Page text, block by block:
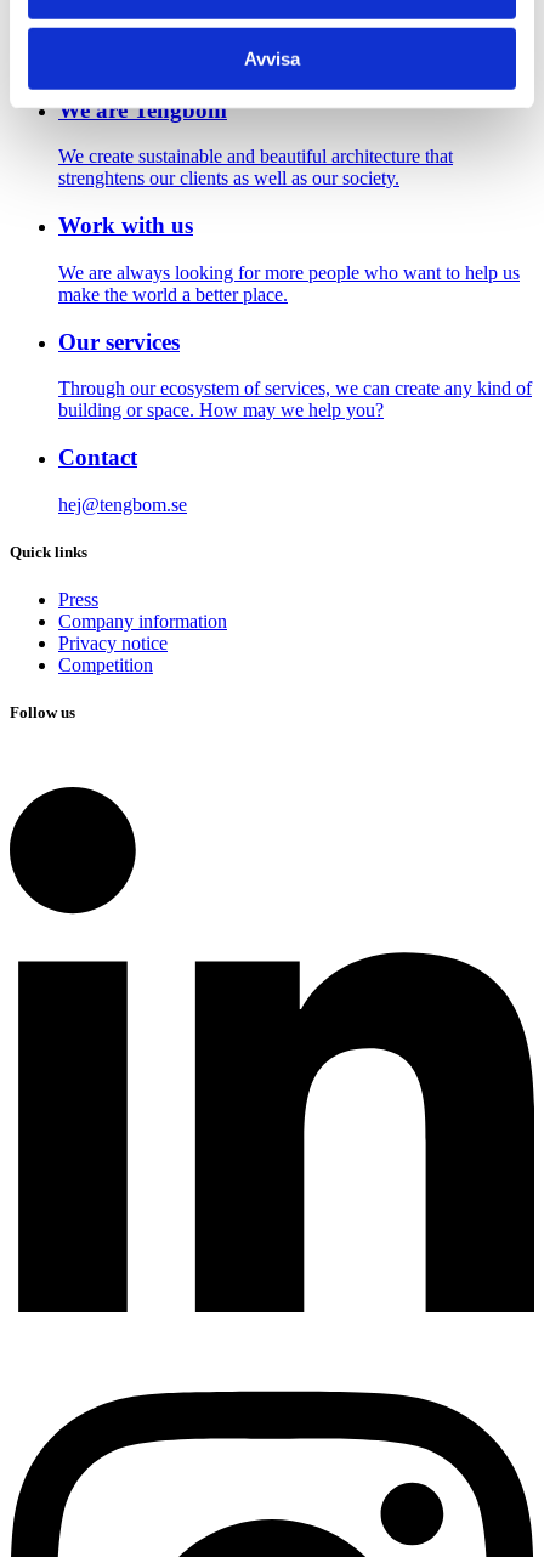
Avvisa
we look forward to hearing from you.
We are Tengbom
We create sustainable and beautiful architecture that
strenghtens our clients as well as our society.
Work with us
We are always looking for more people who want to help us
make the world a better place.
Our services
Through our ecosystem of services, we can create any kind of
building or space. How may we help you?
Contact
hej@tengbom.se
Quick links
Press
Company information
Privacy notice
Competition
Follow us